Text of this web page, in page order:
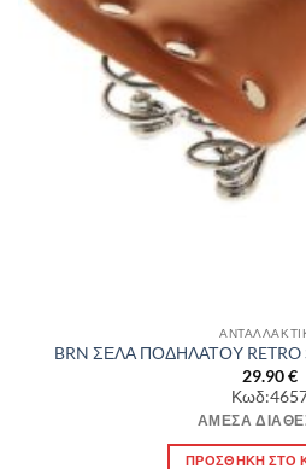
BRN ΣΕΛΑ ΠΟΔΗΛΑΤΟΥ RETRO
29.90€
ΆΜΕΣΑ
ΠΡΟΣΘΉΚΗ ΣΤΟ